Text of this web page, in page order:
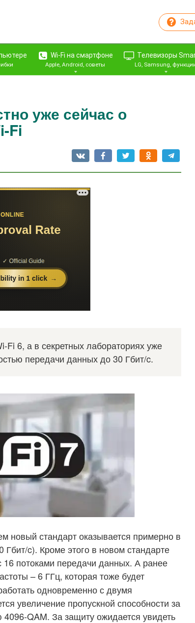
Wi-Fi на смартфоне
Apple, Android, советы
Телевизоры
LG, Samsung,
уже сейчас о
Fi
6, а в секретных лабораториях уже
передачи данных до 30 Гбит/c.
новый стандарт оказывается примерно в
Гбит/c). Кроме этого в новом стандарте
16 потоками передачи данных. А ранее
– 6 ГГц, которая тоже будет
одновременно с двумя
увеличение пропускной способности за
QAM. За защиту ожидается увидеть